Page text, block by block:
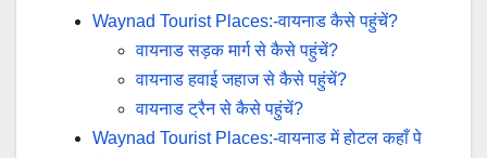
Waynad Tourist Places:-वायनाड कैसे पहुंचें?
वायनाड सड़क मार्ग से कैसे पहुंचें?
वायनाड हवाई जहाज से कैसे पहुंचें?
वायनाड ट्रैन से कैसे पहुंचें?
Waynad Tourist Places:-वायनाड में होटल कहाँ पे